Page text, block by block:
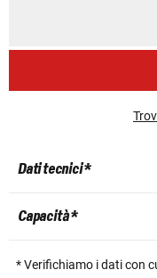
Dati tecnici *
Capacità *
* Verifichiamo i dati con